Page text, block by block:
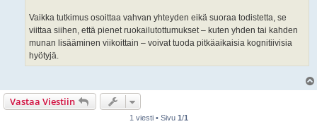
Vaikka tutkimus osoittaa vahvan yhteyden eikä suoraa todistetta, se
viittaa siihen, että pienet ruokailutottumukset – kuten yhden tai kahden
munan lisääminen viikoittain – voivat tuoda pitkäaikaisia kognitiivisia
hyötyjä.
Vastaa Viestiin
1 viesti • Sivu 1/1